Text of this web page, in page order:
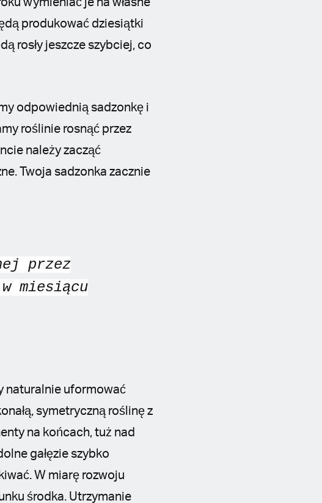
wymieniać je na własne
produkować dziesiątki
rosły jeszcze szybciej, co
odpowiednią sadzonkę i
roślinie rosnąć przez
należy zacząć
Twoja sadzonka zacznie
przez
miesiącu
naturalnie uformować
symetryczną roślinę z
na końcach, tuż nad
gałęzie szybko
W miarę rozwoju
środka. Utrzymanie